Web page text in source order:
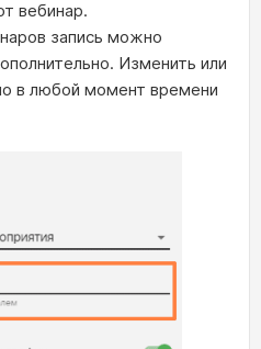
вебинар.
запись можно
Изменить или
в любой момент времени